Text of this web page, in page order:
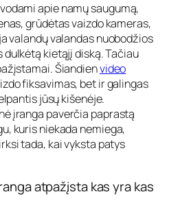
apie namų saugumą,
grūdėtas vaizdo kameras,
valandų valandas nuobodžios
dulkėtą kietąjį diską. Tačiau
Šiandienvideo
fiksavimas, bet ir galingas
jūsų kišenėje.
įranga paverčia paprastą
kuris niekada nemiega,
tada, kai vyksta patys
atpažįsta kas yra kas